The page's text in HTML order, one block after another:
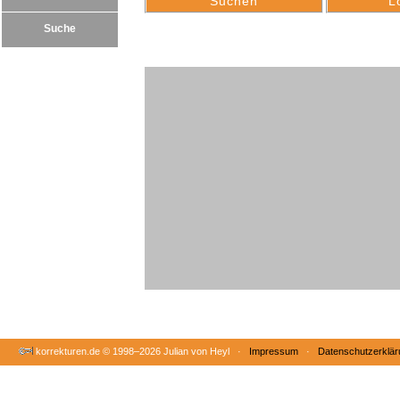
Suche
korrekturen.de © 1998–2026 Julian von Heyl · Impressum ·